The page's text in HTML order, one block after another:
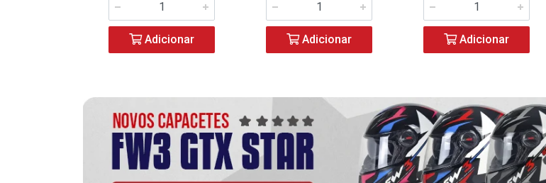
Adicionar Adicionar Adicionar